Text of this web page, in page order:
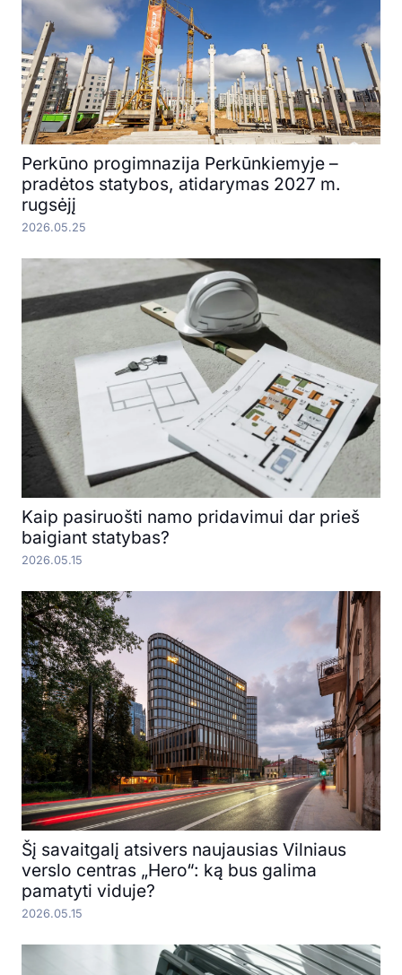
Perkūno progimnazija Perkūnkiemyje –
pradėtos statybos, atidarymas 2027 m.
rugsėjį
2026.05.25
Kaip pasiruošti namo pridavimui dar prieš
baigiant statybas?
2026.05.15
Šį savaitgalį atsivers naujausias Vilniaus
verslo centras „Hero“: ką bus galima
pamatyti viduje?
2026.05.15